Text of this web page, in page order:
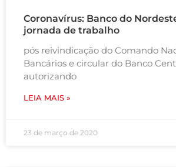
Coronavírus: Banco do
jornada de trabalho
pós reivindicação do Comando
Bancários e circular do Banco
autorizando
LEIA MAIS »
23 de março de 2020